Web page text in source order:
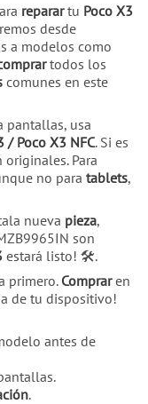
reparartu Poco X3
desde
a modelos como
todos los
comunes en este
pantallas, usa
/ Poco X3 NFC. Si es
Para
no para tablets,
nueva pieza,
son
estará listo! 🛠.
primero. Compraren
de tu dispositivo!
antes de
.